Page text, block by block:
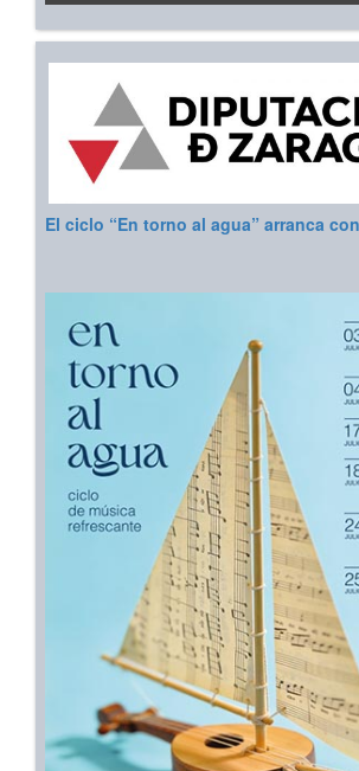
El ciclo “En torno al agua” arranca